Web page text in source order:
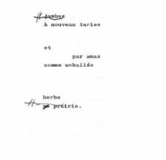
Marcher entre les mots : Les
territoires du blanc chez André du
André du Bouchet Essais & Chroniques